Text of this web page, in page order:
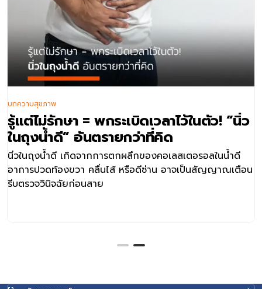
รู้แต่ไม่รักษา = พกระเบิดเวลาไว้ในตัว! “นิ่ว
ในถุงน้ำดี” อันตรายกว่าที่คิด
นิ่วในถุงน้ำดี เกิดจากการตกผลึกของคอเลสเตอรอลในน้ำดี
อาการปวดท้องขวา คลื่นไส้ หรือดีซ่าน อาจเป็นสัญญาณเตือน
รีบตรวจวินิจฉัยก่อนสาย
บทความสุขภาพ